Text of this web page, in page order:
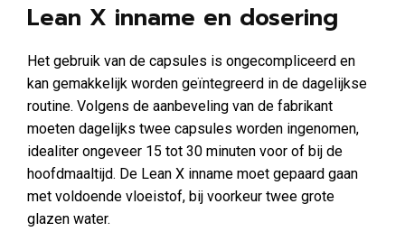
Lean X inname en dosering
Het gebruik van de capsules is ongecompliceerd en
kan gemakkelijk worden geïntegreerd in de dagelijkse
routine. Volgens de aanbeveling van de fabrikant
moeten dagelijks twee capsules worden ingenomen,
idealiter ongeveer 15 tot 30 minuten voor of bij de
hoofdmaaltijd. De Lean X inname moet gepaard gaan
met voldoende vloeistof, bij voorkeur twee grote
glazen water.